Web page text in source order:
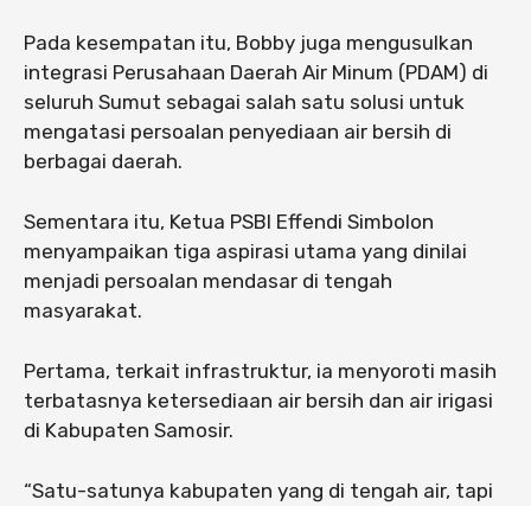
Pada kesempatan itu, Bobby juga mengusulkan
integrasi Perusahaan Daerah Air Minum (PDAM) di
seluruh Sumut sebagai salah satu solusi untuk
mengatasi persoalan penyediaan air bersih di
berbagai daerah.
Sementara itu, Ketua PSBI Effendi Simbolon
menyampaikan tiga aspirasi utama yang dinilai
menjadi persoalan mendasar di tengah
masyarakat.
Pertama, terkait infrastruktur, ia menyoroti masih
terbatasnya ketersediaan air bersih dan air irigasi
di Kabupaten Samosir.
“Satu-satunya kabupaten yang di tengah air, tapi